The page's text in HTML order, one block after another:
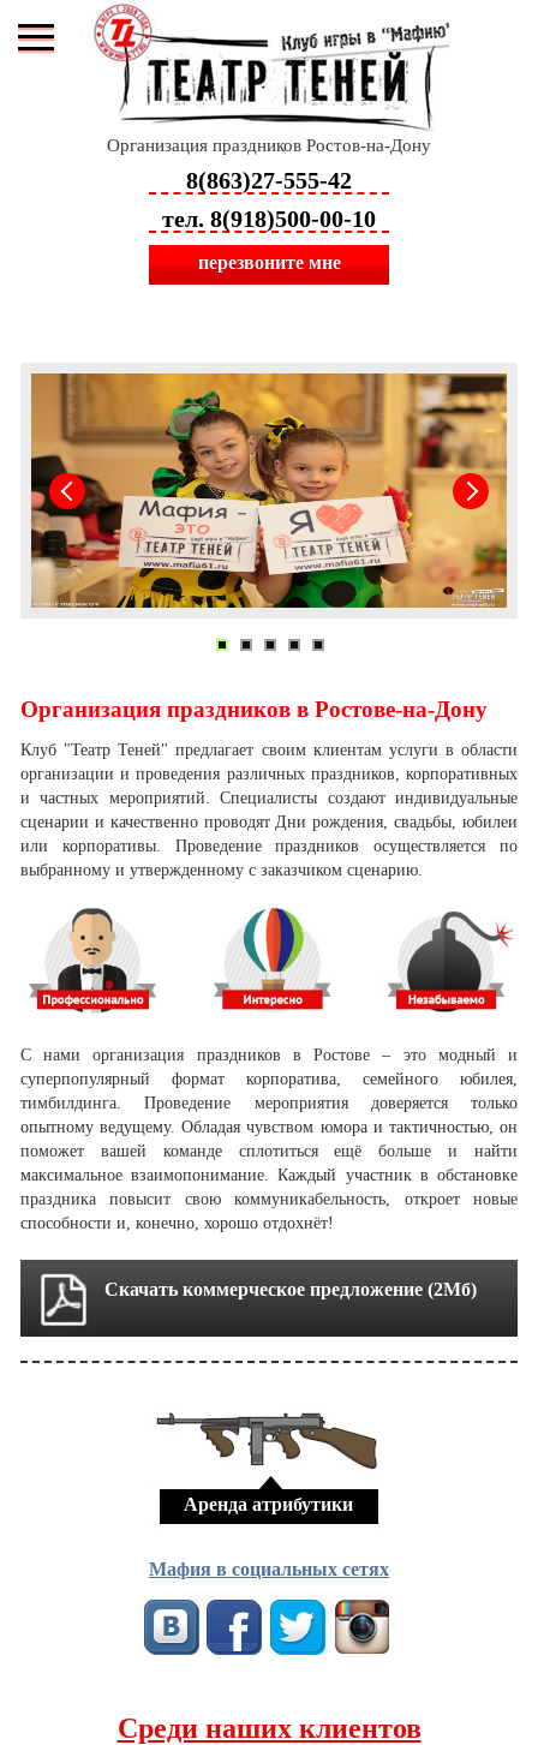
Организация праздников Ростов-на-Дону
8(863)27-555-42
тел. 8(918)500-00-10
перезвоните мне
Организация праздников в Ростове-на-Дону
Клуб "Театр Теней" предлагает своим клиентам услуги в области
организации и проведения различных праздников, корпоративных
и частных мероприятий. Специалисты создают индивидуальные
сценарии и качественно проводят Дни рождения, свадьбы, юбилеи
или корпоративы. Проведение праздников осуществляется по
выбранному и утвержденному с заказчиком сценарию.
С нами организация праздников в Ростове – это модный и
суперпопулярный формат корпоратива, семейного юбилея,
тимбилдинга. Проведение мероприятия доверяется только
опытному ведущему. Обладая чувством юмора и тактичностью, он
поможет вашей команде сплотиться ещё больше и найти
максимальное взаимопонимание. Каждый участник в обстановке
праздника повысит свою коммуникабельность, откроет новые
способности и, конечно, хорошо отдохнёт!
Скачать коммерческое предложение (2Мб)
Аренда атрибутики
Мафия в социальных сетях
Среди наших клиентов